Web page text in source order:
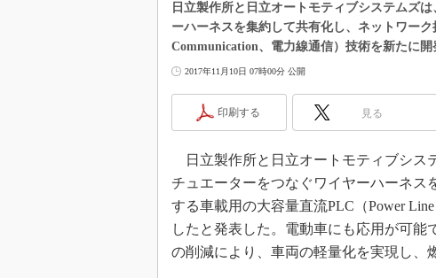
日立製作所と日立オートモティブシステムズ
ーハーネスを集約して共有化し、ネットワー
Communication、電力線通信）技術を新たに開
2017年11月10日 07時00分 公開
印刷する 見る
日立製作所と日立オートモティブシス
チュエーターをつなぐワイヤーハーネス
する車載用の大容量直流PLC（Power
したと発表した。電動車にも応用が可
の削減により、車両の軽量化を実現し、